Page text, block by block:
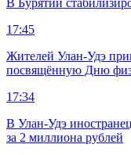
В Бурятии
17:45
Жителей Улан-Удэ
посвящённую Дню
17:34
В Улан-Удэ
за 2 миллиона рублей